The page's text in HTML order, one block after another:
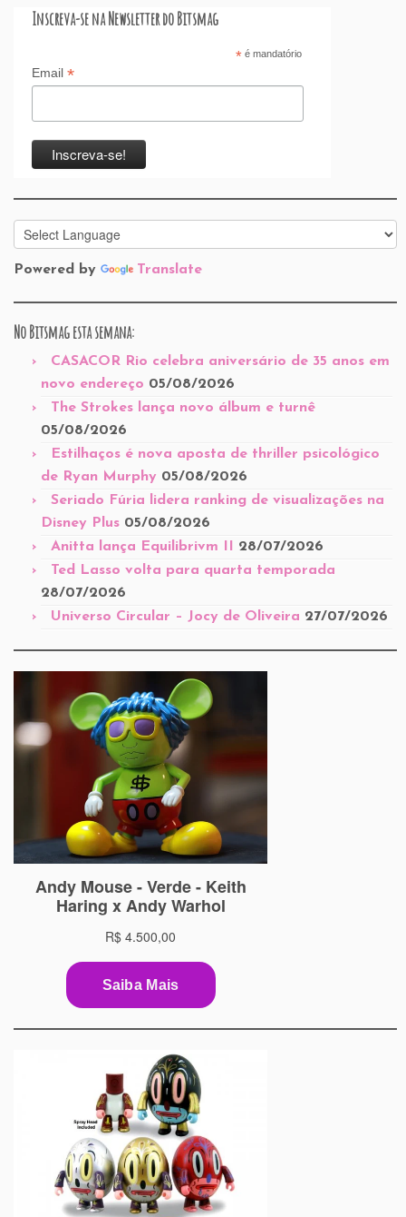
Inscreva-se na Newsletter do Bitsmag
*é mandatório
Email *
Powered by Translate
No Bitsmag esta semana:
CASACOR Rio celebra aniversário de 35 anos em
novo endereço 05/08/2026
The Strokes lança novo álbum e turnê
05/08/2026
Estilhaços é nova aposta de thriller psicológico
de Ryan Murphy 05/08/2026
Seriado Fúria lidera ranking de visualizações na
Disney Plus 05/08/2026
Anitta lança Equilibrivm II 28/07/2026
Ted Lasso volta para quarta temporada
28/07/2026
Universo Circular – Jocy de Oliveira 27/07/2026